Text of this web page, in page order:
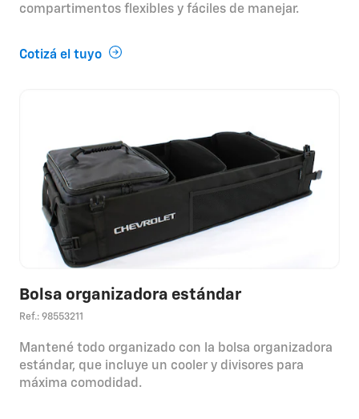
compartimentos flexibles y fáciles de manejar.
Cotizá el tuyo
Bolsa organizadora estándar
Ref.: 98553211
Mantené todo organizado con la bolsa organizadora
estándar, que incluye un cooler y divisores para
máxima comodidad.